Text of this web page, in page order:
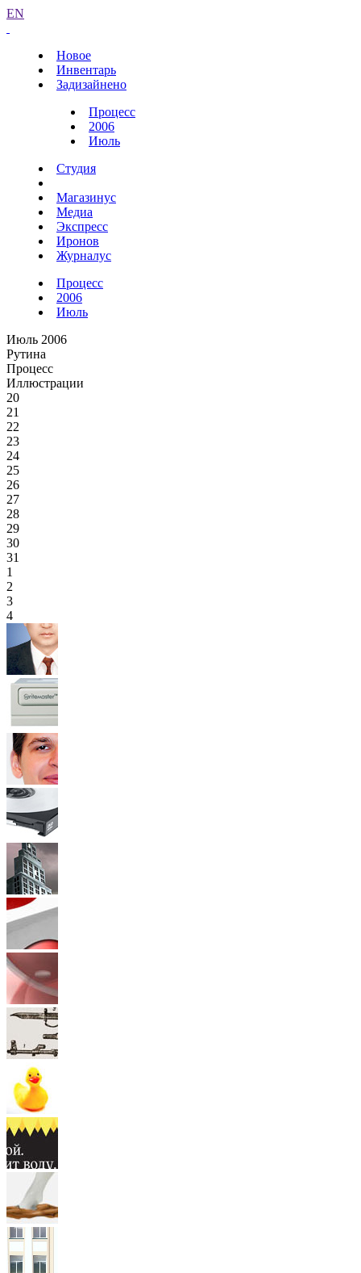
EN
Новое
Инвентарь
Задизайнено
Процесс
2006
Июль
Студия
Магазинус
Медиа
Экспресс
Иронов
Журналус
Процесс
2006
Июль
Июль 2006
Рутина
Процесс
Иллюстрации
20
21
22
23
24
25
26
27
28
29
30
31
1
2
3
4